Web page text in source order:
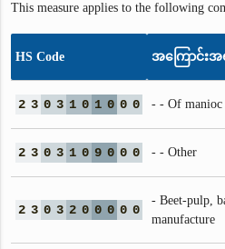
This measure applies to the following
HS Code အကြောင်းအ
2 3 0 3 1 0 1 0 0 0 - - Of manioc
2 3 0 3 1 0 9 0 0 0 - - Other
2 3 0 3 2 0 0 0 0 0
- Beet-pulp,
manufacture